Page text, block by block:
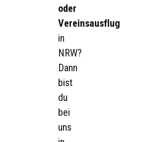
oder
Vereinsausflug
in
NRW?
Dann
bist
du
bei
uns